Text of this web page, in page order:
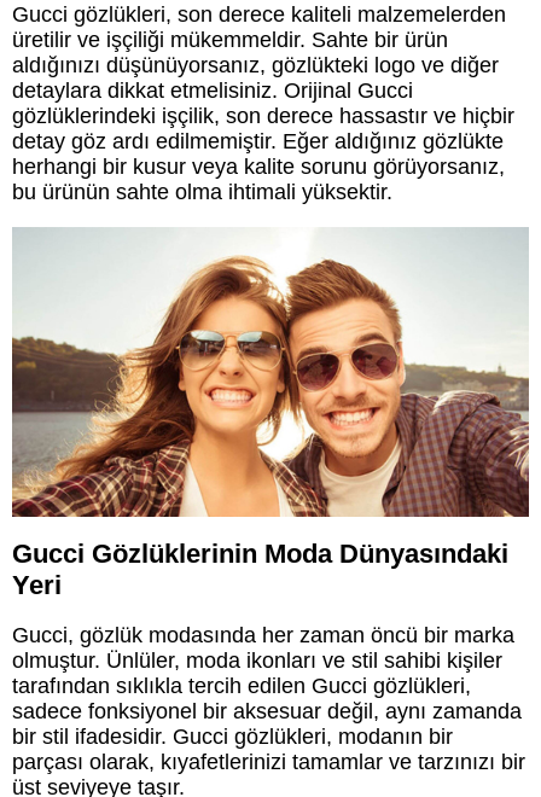
Gucci gözlükleri, son derece kaliteli malzemelerden
üretilir ve işçiliği mükemmeldir. Sahte bir ürün
aldığınızı düşünüyorsanız, gözlükteki logo ve diğer
detaylara dikkat etmelisiniz. Orijinal Gucci
gözlüklerindeki işçilik, son derece hassastır ve hiçbir
detay göz ardı edilmemiştir. Eğer aldığınız gözlükte
herhangi bir kusur veya kalite sorunu görüyorsanız,
bu ürünün sahte olma ihtimali yüksektir.
Gucci Gözlüklerinin Moda Dünyasındaki
Yeri
Gucci, gözlük modasında her zaman öncü bir marka
olmuştur. Ünlüler, moda ikonları ve stil sahibi kişiler
tarafından sıklıkla tercih edilen Gucci gözlükleri,
sadece fonksiyonel bir aksesuar değil, aynı zamanda
bir stil ifadesidir. Gucci gözlükleri, modanın bir
parçası olarak, kıyafetlerinizi tamamlar ve tarzınızı bir
üst seviyeye taşır.